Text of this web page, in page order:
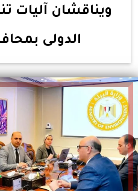
ويناقشان آليات
الدولى